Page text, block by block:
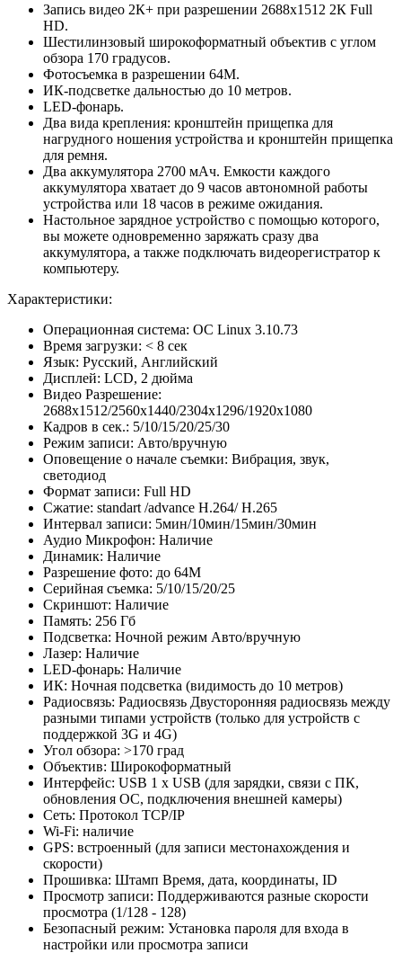
Запись видео 2К+ при разрешении 2688х1512 2К Full
HD.
Шестилинзовый широкоформатный объектив с углом
обзора 170 градусов.
Фотосъемка в разрешении 64М.
ИК-подсветке дальностью до 10 метров.
LED-фонарь.
Два вида крепления: кронштейн прищепка для
нагрудного ношения устройства и кронштейн прищепка
для ремня.
Два аккумулятора 2700 мАч. Емкости каждого
аккумулятора хватает до 9 часов автономной работы
устройства или 18 часов в режиме ожидания.
Настольное зарядное устройство с помощью которого,
вы можете одновременно заряжать сразу два
аккумулятора, а также подключать видеорегистратор к
компьютеру.
Характеристики:
Операционная система: ОС Linux 3.10.73
Время загрузки: < 8 сек
Язык: Русский, Английский
Дисплей: LCD, 2 дюйма
Видео Разрешение:
2688х1512/2560х1440/2304х1296/1920х1080
Кадров в сек.: 5/10/15/20/25/30
Режим записи: Авто/вручную
Оповещение о начале съемки: Вибрация, звук,
светодиод
Формат записи: Full HD
Сжатие: standart /advance H.264/ H.265
Интервал записи: 5мин/10мин/15мин/30мин
Аудио Микрофон: Наличие
Динамик: Наличие
Разрешение фото: до 64М
Серийная съемка: 5/10/15/20/25
Скриншот: Наличие
Память: 256 Гб
Подсветка: Ночной режим Авто/вручную
Лазер: Наличие
LED-фонарь: Наличие
ИК: Ночная подсветка (видимость до 10 метров)
Радиосвязь: Радиосвязь Двусторонняя радиосвязь между
разными типами устройств (только для устройств с
поддержкой 3G и 4G)
Угол обзора: >170 град
Объектив: Широкоформатный
Интерфейс: USB 1 х USB (для зарядки, связи с ПК,
обновления ОС, подключения внешней камеры)
Сеть: Протокол TCP/IP
Wi-Fi: наличие
GPS: встроенный (для записи местонахождения и
скорости)
Прошивка: Штамп Время, дата, координаты, ID
Просмотр записи: Поддерживаются разные скорости
просмотра (1/128 - 128)
Безопасный режим: Установка пароля для входа в
настройки или просмотра записи